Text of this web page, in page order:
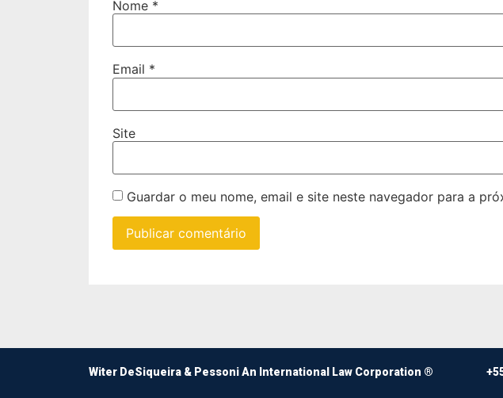
Nome *
Email *
Site
Guardar o meu nome, email e site neste navegador para a
Witer DeSiqueira & Pessoni An International Law Corporation ®